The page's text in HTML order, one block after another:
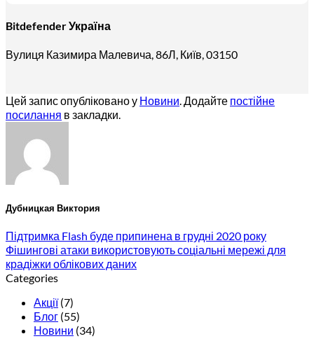
Bitdefender Україна
Вулиця Казимира Малевича, 86Л, Київ, 03150
Цей запис опубліковано у Новини. Додайте постійне
посилання в закладки.
Дубницкая Виктория
Підтримка Flash буде припинена в грудні 2020 року
Фішингові атаки використовують соціальні мережі для
крадіжки облікових даних
Categories
Акції(7)
Блог (55)
Новини (34)